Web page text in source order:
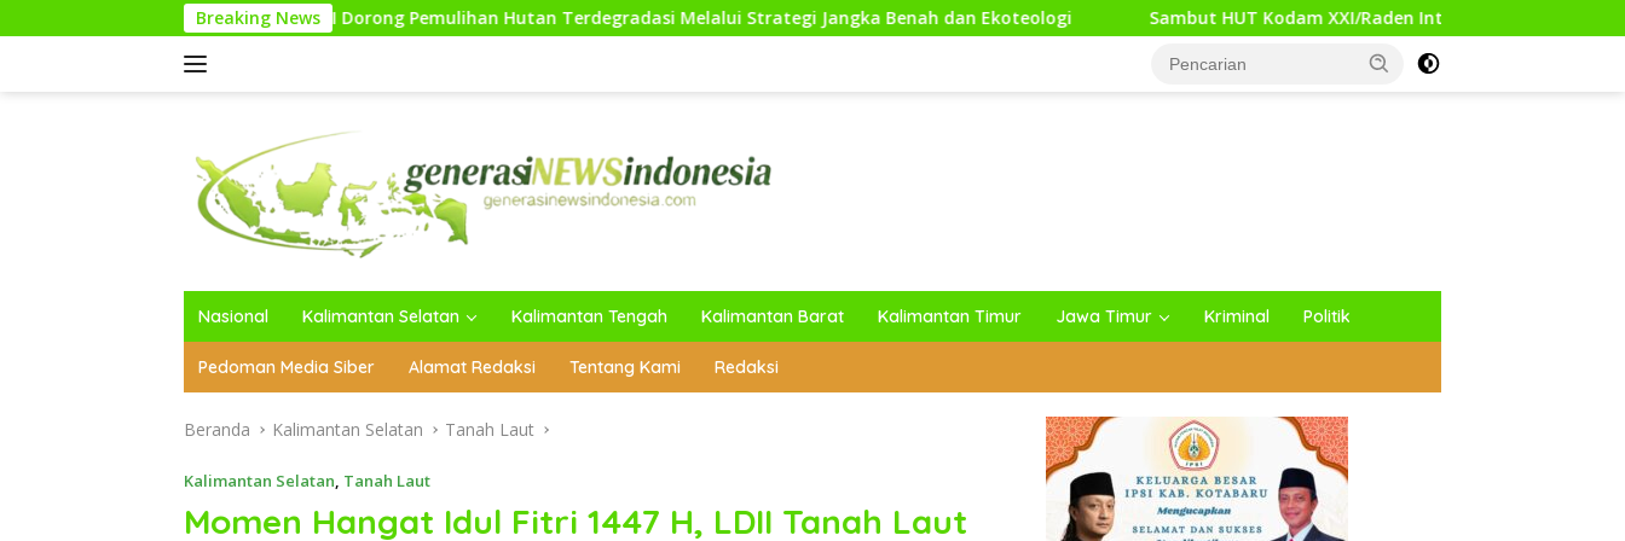
ke
Breaking News
DPP LDII Dorong Pemulihan Hutan Terdegradasi Melalui Strategi Jangka Benah dan Ekoteologi Sambut HUT Kodam XXI/Raden Intan, Kodim 0427/Way Kanan Gelar Bakti
Nasional Kalimantan Selatan Kalimantan Tengah Kalimantan Barat Kalimantan Timur Jawa Timur Kriminal Politik
Pedoman Media Siber Alamat Redaksi Tentang Kami Redaksi
Beranda Kalimantan Selatan Tanah Laut
Kalimantan Selatan, Tanah Laut
Momen Hangat Idul Fitri 1447 H, LDII Tanah Laut